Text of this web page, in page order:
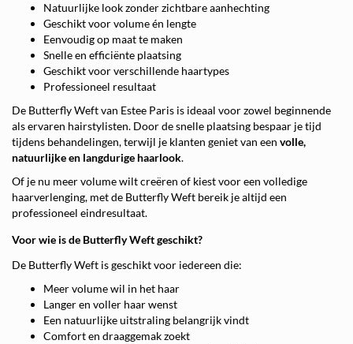
Natuurlijke look zonder zichtbare aanhechting
Geschikt voor volume én lengte
Eenvoudig op maat te maken
Snelle en efficiënte plaatsing
Geschikt voor verschillende haartypes
Professioneel resultaat
De Butterfly Weft van Estee Paris is ideaal voor zowel beginnende
als ervaren hairstylisten. Door de snelle plaatsing bespaar je tijd
tijdens behandelingen, terwijl je klanten geniet van een volle,
natuurlijke en langdurige haarlook.
Of je nu meer volume wilt creëren of kiest voor een volledige
haarverlenging, met de Butterfly Weft bereik je altijd een
professioneel eindresultaat.
Voor wie is de Butterfly Weft geschikt?
De Butterfly Weft is geschikt voor iedereen die:
Meer volume wil in het haar
Langer en voller haar wenst
Een natuurlijke uitstraling belangrijk vindt
Comfort en draaggemak zoekt